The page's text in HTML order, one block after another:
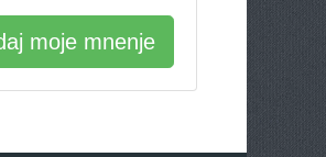
moje mnenje